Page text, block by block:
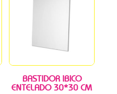
BASTIDOR IBICO
ENTELADO 30*30 CM